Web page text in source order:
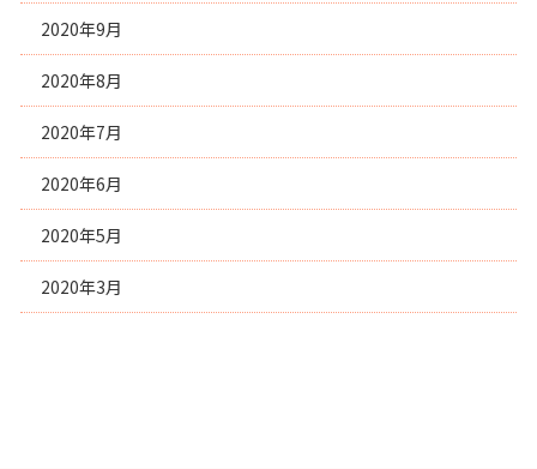
2020年9月
2020年8月
2020年7月
2020年6月
2020年5月
2020年3月